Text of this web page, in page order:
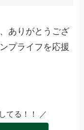
ありがとうござ
プライフを応援
てる！！ ／